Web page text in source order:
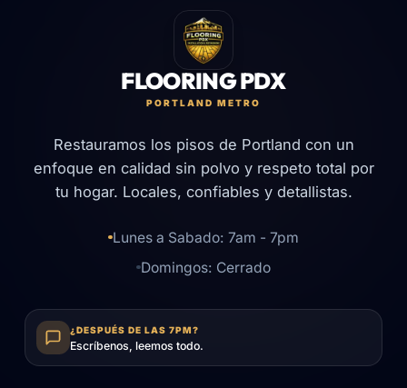
FLOORING PDX
PORTLAND METRO
Restauramos los pisos de Portland con un
enfoque en calidad sin polvo y respeto total por
tu hogar. Locales, confiables y detallistas.
Lunes a Sabado: 7am - 7pm
Domingos: Cerrado
¿DESPUÉS DE LAS 7PM?
Escríbenos, leemos todo.